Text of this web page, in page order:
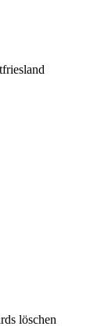
löschen